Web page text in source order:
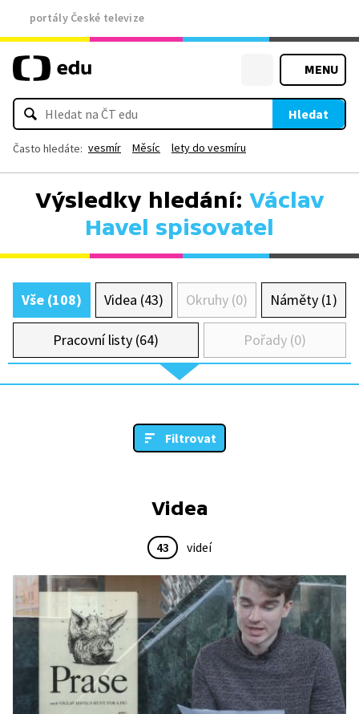
portály České televize
MENU
Hledat
Často hledáte: vesmír Měsíc lety do vesmíru
Výsledky hledání: Václav
Havel spisovatel
Vše (108) Videa (43) Okruhy (0) Náměty (1)
Pracovní listy (64) Pořady (0)
Filtrovat
Videa
43 videí